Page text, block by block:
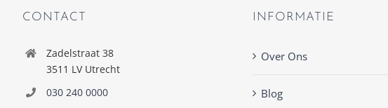
CONTACT
Zadelstraat 38
3511 LV Utrecht
030 240 0000
INFORMATIE
Over Ons
Blog